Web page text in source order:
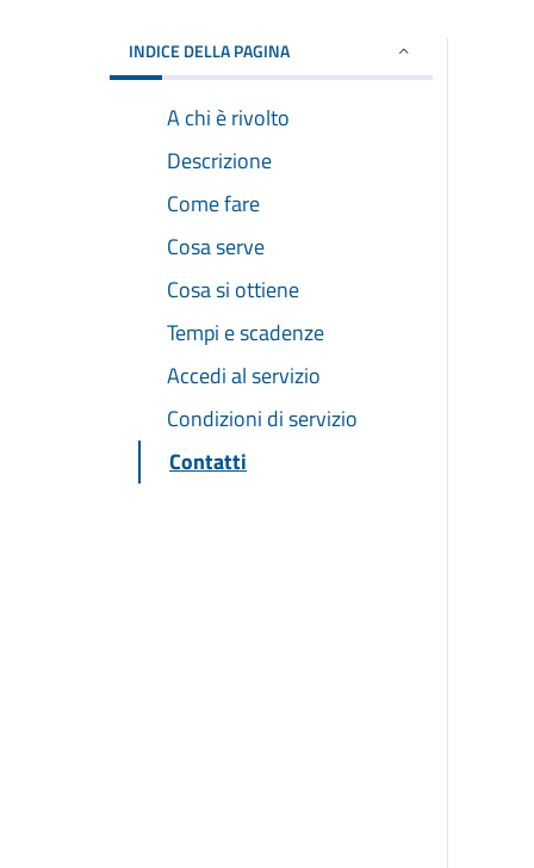
INDICE DELLA PAGINA
A chi è rivolto
Descrizione
Come fare
Cosa serve
Cosa si ottiene
Tempi e scadenze
Accedi al servizio
Condizioni di servizio
Contatti